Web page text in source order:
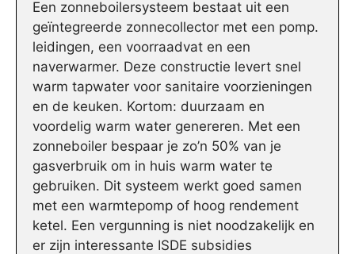
Een zonneboilersysteem bestaat uit een
geïntegreerde zonnecollector met een pomp.
leidingen, een voorraadvat en een
naverwarmer. Deze constructie levert snel
warm tapwater voor sanitaire voorzieningen
en de keuken. Kortom: duurzaam en
voordelig warm water genereren. Met een
zonneboiler bespaar je zo’n 50% van je
gasverbruik om in huis warm water te
gebruiken. Dit systeem werkt goed samen
met een warmtepomp of hoog rendement
ketel. Een vergunning is niet noodzakelijk en
er zijn interessante ISDE subsidies